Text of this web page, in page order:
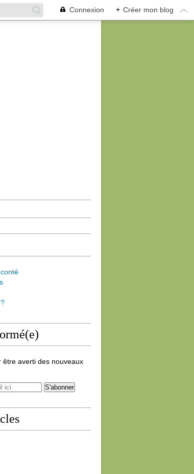
Connexion + Créer mon blog
être averti des nouveaux